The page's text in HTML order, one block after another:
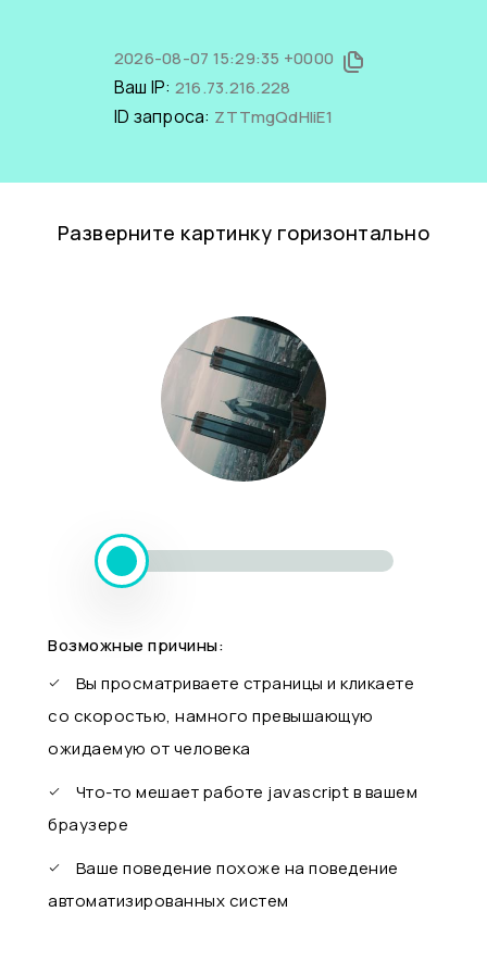
2026-08-07 15:29:35 +0000
Ваш IP: 216.73.216.228
ID запроса: ZTTmgQdHIiE1
Разверните картинку горизонтально
Возможные причины:
Вы просматриваете страницы и кликаете
со скоростью, намного превышающую
ожидаемую от человека
Что-то мешает работе javascript в вашем
браузере
Ваше поведение похоже на поведение
автоматизированных систем